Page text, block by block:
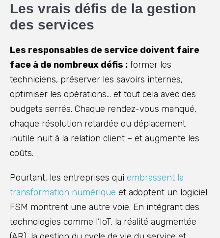
Les vrais défis de la gestion
des services
Les responsables de service doivent faire
face à de nombreux défis : former les
techniciens, préserver les savoirs internes,
optimiser les opérations… et tout cela avec des
budgets serrés. Chaque rendez-vous manqué,
chaque résolution retardée ou déplacement
inutile nuit à la relation client – et augmente les
coûts.
Pourtant, les entreprises qui embrassent la
transformation numérique et adoptent un logiciel
FSM montrent une autre voie. En intégrant des
technologies comme l’IoT, la réalité augmentée